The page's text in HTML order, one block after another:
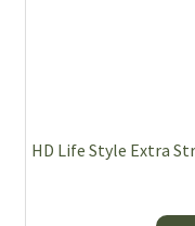
HD Life Style Extra